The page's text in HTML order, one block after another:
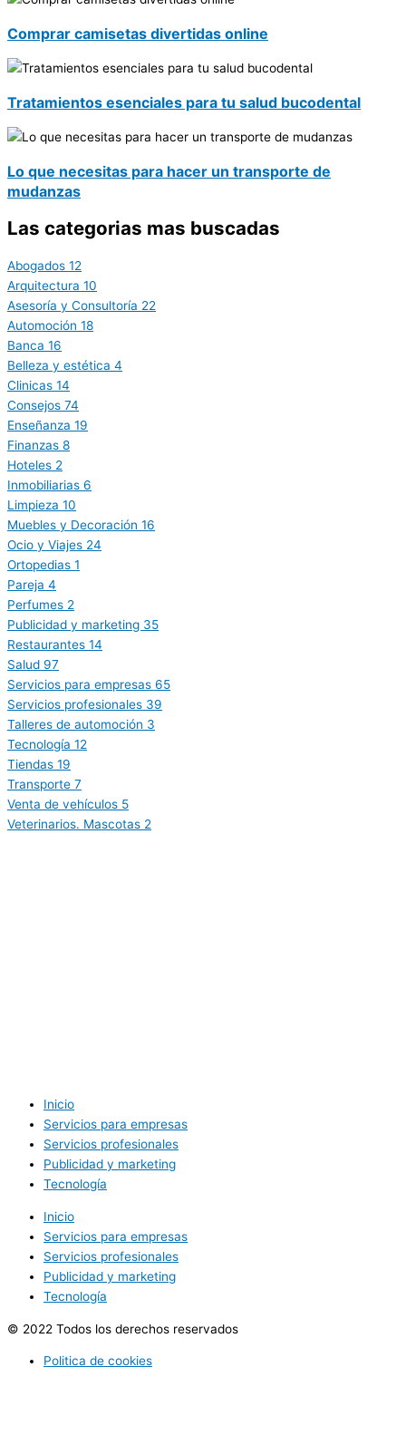
Comprar camisetas divertidas online
Tratamientos esenciales para tu salud bucodental
Lo que necesitas para hacer un transporte de
mudanzas
Las categorias mas buscadas
Abogados 12
Arquitectura 10
Asesoría y Consultoría 22
Automoción 18
Banca 16
Belleza y estética 4
Clinicas 14
Consejos 74
Enseñanza 19
Finanzas 8
Hoteles 2
Inmobiliarias 6
Limpieza 10
Muebles y Decoración 16
Ocio y Viajes 24
Ortopedias 1
Pareja 4
Perfumes 2
Publicidad y marketing 35
Restaurantes 14
Salud 97
Servicios para empresas 65
Servicios profesionales 39
Talleres de automoción 3
Tecnología 12
Tiendas 19
Transporte 7
Venta de vehículos 5
Veterinarios. Mascotas 2
Inicio
Servicios para empresas
Servicios profesionales
Publicidad y marketing
Tecnología
Inicio
Servicios para empresas
Servicios profesionales
Publicidad y marketing
Tecnología
© 2022 Todos los derechos reservados
Politica de cookies
Politica de privacidad